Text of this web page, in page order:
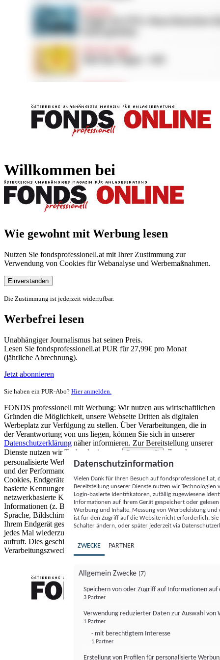
Willkommen bei
Wie gewohnt mit Werbung lesen
Nutzen Sie fondsprofessionell.at mit Ihrer Zustimmung zur
Verwendung von Cookies für Webanalyse und Werbemaßnahmen.
Einverstanden
Die Zustimmung ist jederzeit widerrufbar.
Werbefrei lesen
Unabhängiger Journalismus hat seinen Preis.
Lesen Sie fondsprofessionell.at PUR für 27,99€ pro Monat
(jährliche Abrechnung).
Jetzt abonnieren
Sie haben ein PUR-Abo? Hier anmelden.
FONDS professionell mit Werbung: Wir nutzen aus wirtschaftlichen
Gründen die Möglichkeit, unsere Webseite Dritten als digitalen
Werbeplatz zur Verfügung zu stellen. Über Verarbeitungen, die in
der Verantwortung von uns liegen, können Sie sich in unserer
Datenschutzerklärung näher informieren. Zur Bereitstellung unserer
Dienste nutzen wir Technologien von
Partnern (5)
. Zwecke:
personalisierte Werbung und Inhalte, Messung von Werbeleistung
und der Performance von Inhalten sowie Zielgruppenforschung.
Cookies, Endgeräte- oder ähnliche Online-Kennungen (z. B. login-
basierte Kennungen, zufällig generierte Kennungen,
netzwerkbasierte Kennungen) können zusammen mit anderen
Informationen (z. B. Browsertyp und Browserinformationen,
Sprache, Bildschirmgröße, unterstützte Technologien usw.) auf
Ihrem Endgerät gespeichert oder von dort ausgelesen werden, um es
jedes Mal wiederzuerkennen, wenn es eine App oder einer Webseite
aufruft. Dies geschieht für einen oder mehrere der hier aufgeführten
Verarbeitungszwecke.
Datenschutzinformation
Vielen Dank für Ihren Besuch auf
Bereitstellung unserer Dienste nutzen wir Technologien
Login-basierte Identifikatoren, zufällig zugewiesene
Informationen auf Ihrem Gerät gespeichert oder
Werbung und Inhalte, Messung von Werbeleistung
ist für den Zugriff auf die Website nicht erforderlich.
Schalter ändern, oder später jederzeit via
ZWECKE PARTNER
Allgemein Zwecke (7)
Speichern von oder Zugriff auf Informationen auf
3 Partner
Verwendung reduzierter Daten zur Auswahl von
1 Partner
- mit berechtigtem Interesse
1 Partner
Erstellung von Profilen für personalisierte
FONDS professionell